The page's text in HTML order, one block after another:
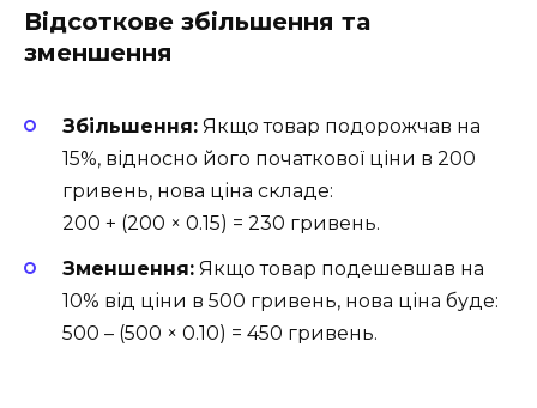
Відсоткове збільшення та
зменшення
Збільшення: Якщо товар подорожчав на
15%, відносно його початкової ціни в 200
гривень, нова ціна складе:
200 + (200 × 0.15) = 230 гривень.
Зменшення: Якщо товар подешевшав на
10% від ціни в 500 гривень, нова ціна буде:
500 – (500 × 0.10) = 450 гривень.